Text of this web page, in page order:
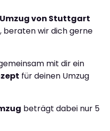
von Stuttgart
, beraten wir dich gerne
mit dir ein
für deinen Umzug
beträgt dabei nur 5